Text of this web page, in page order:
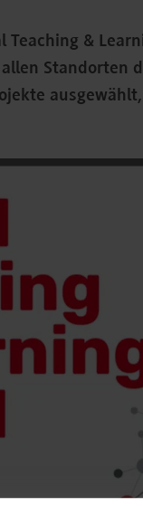
Teaching &
Standorten